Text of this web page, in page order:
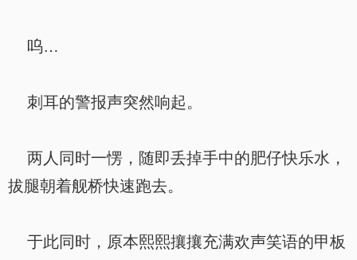
呜…
刺耳的警报声突然响起。
两人同时一愣，随即丢掉手中的肥仔快乐水，
拔腿朝着舰桥快速跑去。
于此同时，原本熙熙攘攘充满欢声笑语的甲板